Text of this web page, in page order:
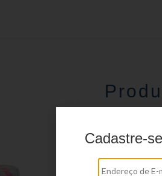
Cadastre-